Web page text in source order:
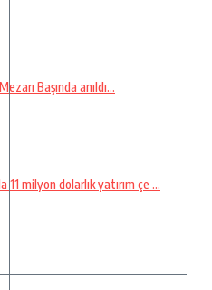
Başında anıldı…
milyon dolarlık yatırım çe ...